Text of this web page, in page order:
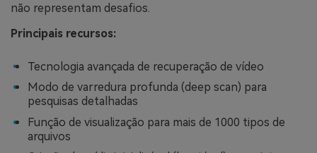
não representam desafios.
Principais recursos:
Tecnologia avançada de recuperação de vídeo
Modo de varredura profunda (deep scan) para
pesquisas detalhadas
Função de visualização para mais de 1000 tipos de
arquivos